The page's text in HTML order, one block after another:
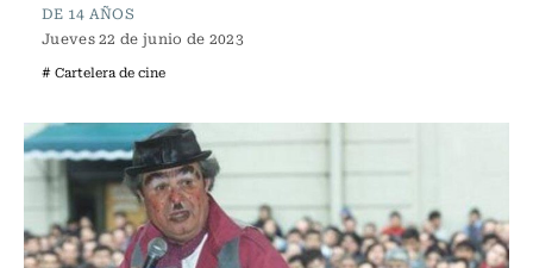
DE 14 AÑOS
Jueves 22 de junio de 2023
# Cartelera de cine